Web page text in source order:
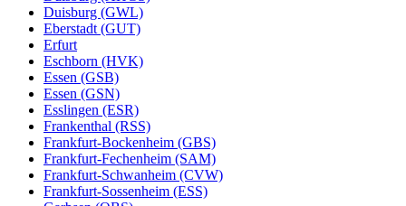
Duisburg (GWL)
Eberstadt (GUT)
Erfurt
Eschborn (HVK)
Essen (GSB)
Essen (GSN)
Esslingen (ESR)
Frankenthal (RSS)
Frankfurt-Bockenheim (GBS)
Frankfurt-Fechenheim (SAM)
Frankfurt-Schwanheim (CVW)
Frankfurt-Sossenheim (ESS)